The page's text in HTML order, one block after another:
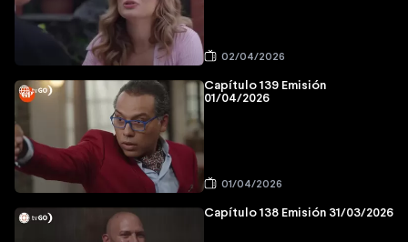
02/04/2026
Capítulo 139 Emisión
01/04/2026
01/04/2026
Capítulo 138 Emisión 31/03/2026